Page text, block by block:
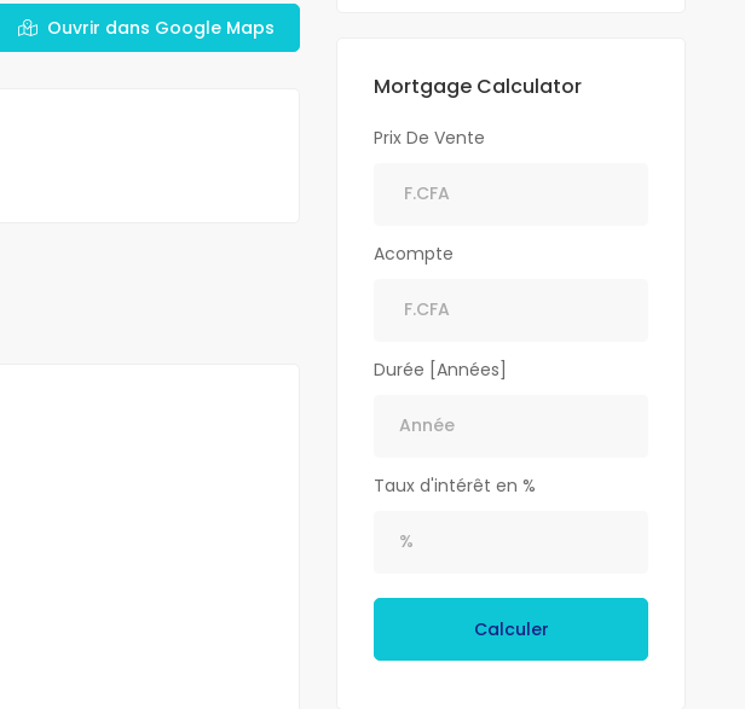
Ouvrir dans Google Maps
Mortgage Calculator
Prix De Vente
Acompte
Durée [Années]
Taux d'intérêt en %
Calculer